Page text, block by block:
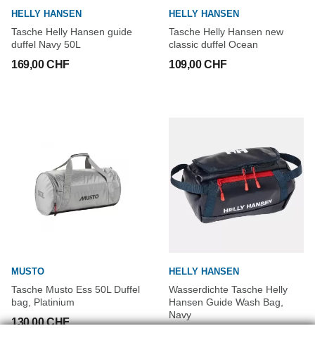
HELLY HANSEN
Tasche Helly Hansen guide
duffel Navy 50L
169,00 CHF
HELLY HANSEN
Tasche Helly Hansen new
classic duffel Ocean
109,00 CHF
MUSTO
Tasche Musto Ess 50L Duffel
bag, Platinium
130,00 CHF
HELLY HANSEN
Wasserdichte Tasche Helly
Hansen Guide Wash Bag,
Navy